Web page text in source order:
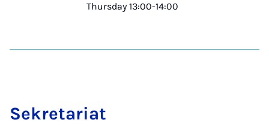
Thursday 13:00-14:00
Se­kre­ta­ri­at